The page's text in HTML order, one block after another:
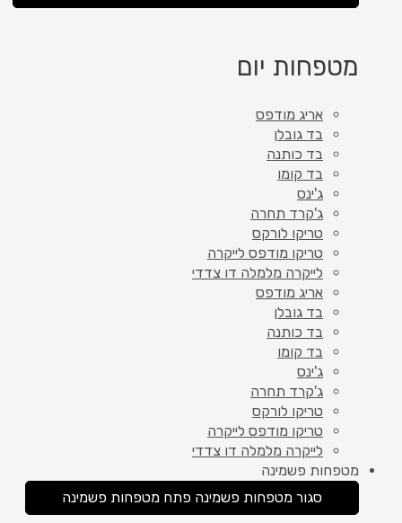
מטפחות יום
אריג מודפס
בד גובלן
בד כותנה
בד קומו
ג'ינס
ג'קרד תחרה
טריקו לורקס
טריקו מודפס לייקרה
לייקרה מלמלה דו צדדי
אריג מודפס
בד גובלן
בד כותנה
בד קומו
ג'ינס
ג'קרד תחרה
טריקו לורקס
טריקו מודפס לייקרה
לייקרה מלמלה דו צדדי
מטפחות פשמינה
סגור מטפחות פשמינה פתח מטפחות פשמינה